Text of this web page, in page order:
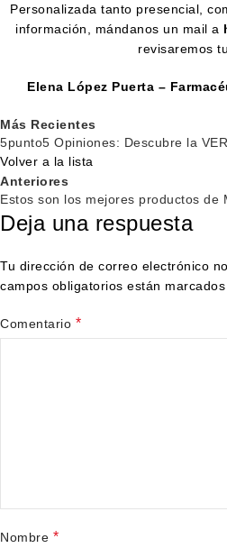
Personalizada tanto presencial,
información, mándanos un mail a
revisaremos
Elena López Puerta –
Más Recientes
5punto5 Opiniones: Descubre la
Volver a la lista
Anteriores
Estos son los mejores productos de
Deja una respuesta
Tu dirección de correo electrónico
campos obligatorios están
Comentario *
Nombre *